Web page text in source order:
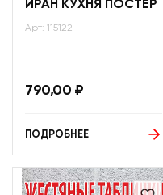
ИРАН КУХНЯ ПОСТЕР
Арт: 115122
790,00 ₽
ПОДРОБНЕЕ